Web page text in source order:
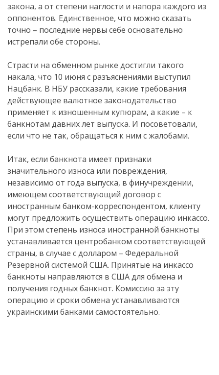
закона, а от степени наглости и напора каждого из
оппонентов. Единственное, что можно сказать
точно – последние нервы себе основательно
истрепали обе стороны.
Страсти на обменном рынке достигли такого
накала, что 10 июня с разъяснениями выступил
Нацбанк. В НБУ рассказали, какие требования
действующее валютное законодательство
применяет к изношенным купюрам, а какие – к
банкнотам давних лет выпуска. И посоветовали,
если что не так, обращаться к ним с жалобами.
Итак, если банкнота имеет признаки
значительного износа или повреждения,
независимо от года выпуска, в финучреждении,
имеющем соответствующий договор с
иностранным банком-корреспондентом, клиенту
могут предложить осуществить операцию инкассо.
При этом степень износа иностранной банкноты
устанавливается центробанком соответствующей
страны, в случае с долларом – Федеральной
Резервной системой США. Принятые на инкассо
банкноты направляются в США для обмена и
получения годных банкнот. Комиссию за эту
операцию и сроки обмена устанавливаются
украинскими банками самостоятельно.